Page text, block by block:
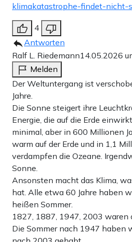
klimakatastrophe-findet-nicht-
4
Antworten
Ralf L. Riedemann14.05.2026
Melden
Der Weltuntergang ist
Jahre.
Die Sonne steigert ihre
Energie, die auf die Erde
minimal, aber in 600 Millionen
warm auf der Erde und in 1,1
verdampfen die Ozeane.
Sonne.
Ansonsten macht das Klima,
hat. Alle etwa 60 Jahre haben
heißen Sommer.
1827, 1887, 1947, 2003 waren
Die Sommer nach 1947 haben